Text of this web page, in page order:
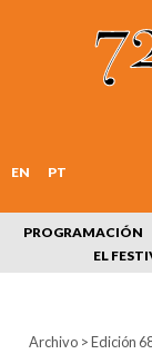
EN PT
PROGRAMACIÓN
EL
Archivo > Edición